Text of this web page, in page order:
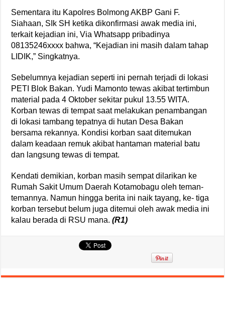
Sementara itu Kapolres Bolmong AKBP Gani F.
Siahaan, SIk SH ketika dikonfirmasi awak media ini,
terkait kejadian ini, Via Whatsapp pribadinya
08135246xxxx bahwa, “Kejadian ini masih dalam tahap
LIDIK,” Singkatnya.
Sebelumnya kejadian seperti ini pernah terjadi di lokasi
PETI Blok Bakan. Yudi Mamonto tewas akibat tertimbun
material pada 4 Oktober sekitar pukul 13.55 WITA.
Korban tewas di tempat saat melakukan penambangan
di lokasi tambang tepatnya di hutan Desa Bakan
bersama rekannya. Kondisi korban saat ditemukan
dalam keadaan remuk akibat hantaman material batu
dan langsung tewas di tempat.
Kendati demikian, korban masih sempat dilarikan ke
Rumah Sakit Umum Daerah Kotamobagu oleh teman-
temannya. Namun hingga berita ini naik tayang, ke- tiga
korban tersebut belum juga ditemui oleh awak media ini
kalau berada di RSU mana.(R1)